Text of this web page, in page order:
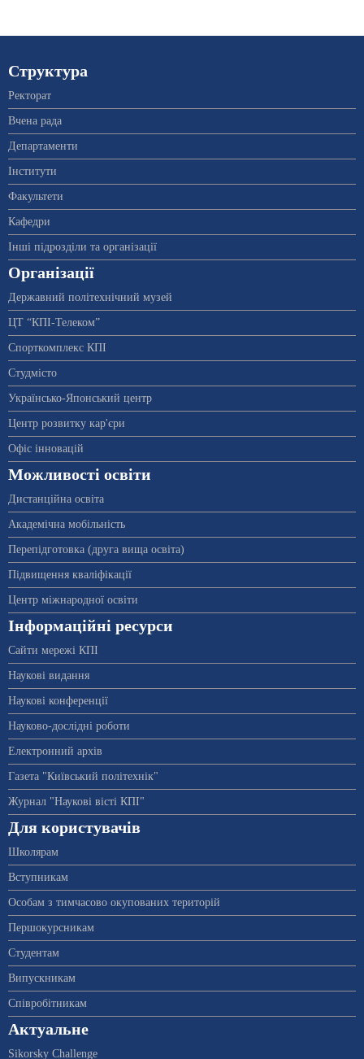
Структура
Ректорат
Вчена рада
Департаменти
Інститути
Факультети
Кафедри
Інші підрозділи та організації
Організації
Державний політехнічний музей
ЦТ “КПІ-Телеком”
Спорткомплекс КПІ
Студмісто
Українсько-Японський центр
Центр розвитку кар'єри
Офіс інновацій
Можливості освіти
Дистанційна освіта
Академічна мобільність
Перепідготовка (друга вища освіта)
Підвищення кваліфікації
Центр міжнародної освіти
Інформаційні ресурси
Сайти мережі КПІ
Наукові видання
Наукові конференції
Науково-дослідні роботи
Електронний архів
Газета "Київський політехнік"
Журнал "Наукові вісті КПІ"
Для користувачів
Школярам
Вступникам
Особам з тимчасово окупованих територій
Першокурсникам
Студентам
Випускникам
Співробітникам
Актуальне
Sikorsky Challenge